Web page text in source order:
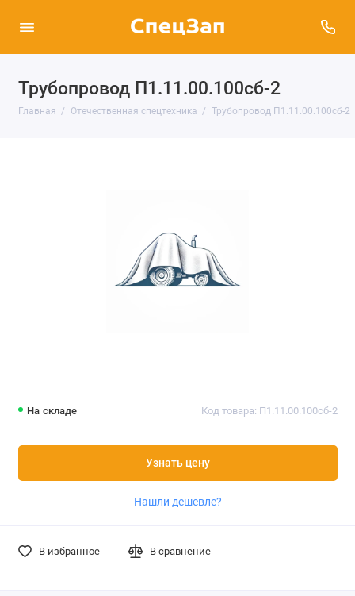
Трубопровод П1.11.00.100сб-2
Главная Отечественная спецтехника Трубопровод П1.11.00.100сб-2
На складе Код товара: П1.11.00.100сб-2
Узнать цену
Нашли дешевле?
В избранное В сравнение